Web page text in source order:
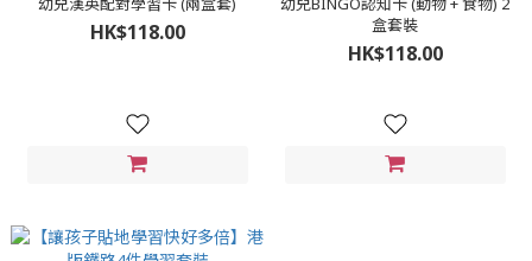
HK$118.00
盒套裝
HK$118.00